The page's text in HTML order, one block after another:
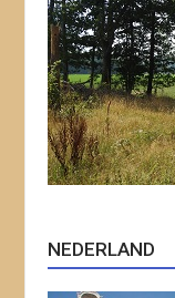
NEDERLAND